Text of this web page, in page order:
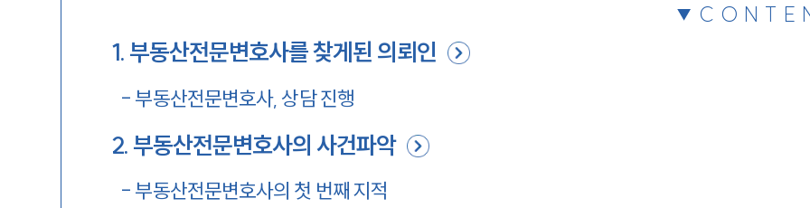
1. 부동산전문변호사를 찾게된 의뢰인
- 부동산전문변호사, 상담 진행
2. 부동산전문변호사의 사건파악
- 부동산전문변호사의 첫 번째 지적